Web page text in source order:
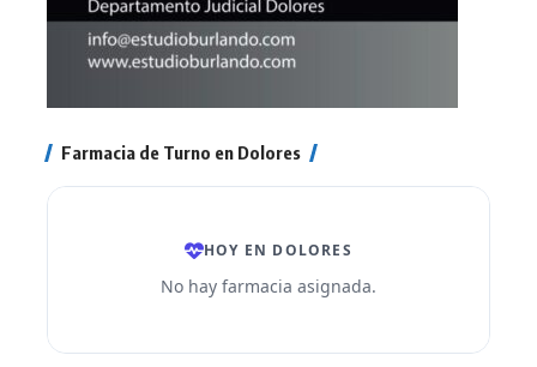
Farmacia de Turno en Dolores